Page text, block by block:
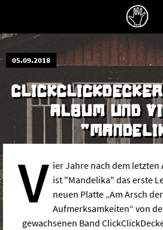
05.09.2018
ALBUM UND
V ier Jahre nach dem letzten
ist "Mandelika" das erste
neuen Platte „Am Arsch
Aufmerksamkeiten“ von
gewachsenen Band